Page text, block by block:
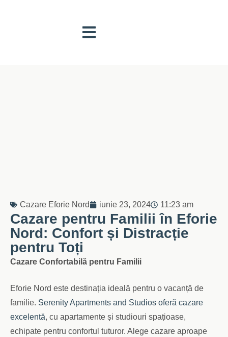
Cazare Eforie Nord iunie 23, 2024 11:23 am
Cazare pentru Familii în Eforie
Nord: Confort și Distracție
pentru Toți
Cazare Confortabilă pentru Familii
Eforie Nord este destinația ideală pentru o vacanță de
familie. Serenity Apartments and Studios oferă cazare
excelentă, cu apartamente și studiouri spațioase,
echipate pentru confortul tuturor. Alege cazare aproape